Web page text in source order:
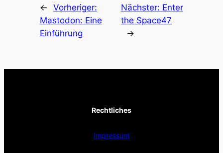
← Vorheriger:
Mastodon: Eine
Einführung
Nächster: Enter
the Space47
→
Rechtliches
Impressum